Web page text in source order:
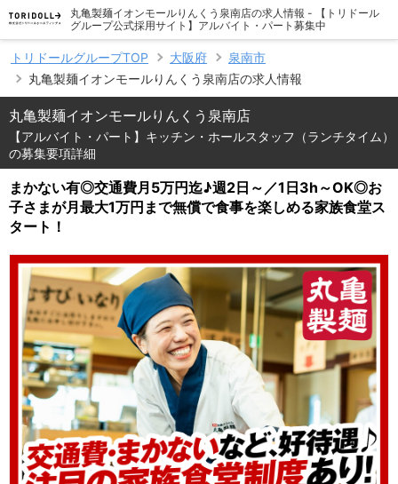
丸亀製麺イオンモールりんくう泉南店の求人情報 - 【トリドール
グループ公式採用サイト】アルバイト・パート募集中
トリドールグループTOP 大阪府
泉南市
丸亀製麺イオンモールりんくう泉南店の求人情報
丸亀製麺イオンモールりんくう泉南店
【アルバイト・パート】キッチン・ホールスタッフ（ランチタイム）
の募集要項詳細
まかない有◎交通費月5万円迄♪週2日～／1日3h～OK◎お
子さまが月最大1万円まで無償で食事を楽しめる家族食堂ス
タート！